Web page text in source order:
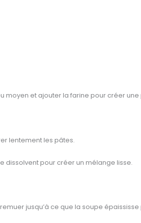
moyen et ajouter la farine pour créer une
lentement les pâtes.
dissolvent pour créer un mélange lisse.
jusqu’à ce que la soupe